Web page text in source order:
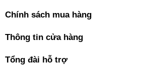
Chính sách mua hàng
Thông tin cửa hàng
Tổng đài hỗ trợ